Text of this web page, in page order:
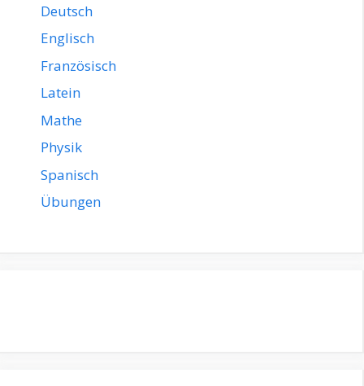
Deutsch
Englisch
Französisch
Latein
Mathe
Physik
Spanisch
Übungen